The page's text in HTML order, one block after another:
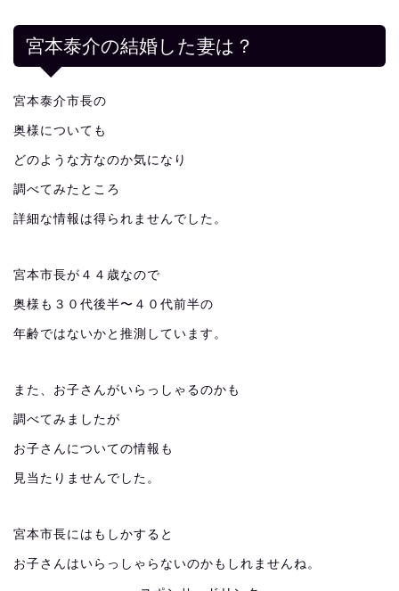
宮本泰介の結婚した妻は？
宮本泰介市長の
奥様についても
どのような方なのか気になり
調べてみたところ
詳細な情報は得られませんでした。
宮本市長が４４歳なので
奥様も３０代後半〜４０代前半の
年齢ではないかと推測しています。
また、お子さんがいらっしゃるのかも
調べてみましたが
お子さんについての情報も
見当たりませんでした。
宮本市長にはもしかすると
お子さんはいらっしゃらないのかもしれませんね。